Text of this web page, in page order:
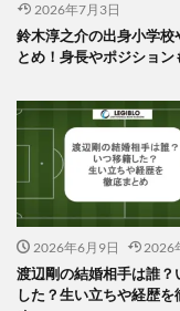
2026年7月3日
鈴木淳之介の出身小学校
とめ！身長やポジション
2026年6月9日 2026
渡辺剛の結婚相手は誰？
した？生い立ちや経歴を